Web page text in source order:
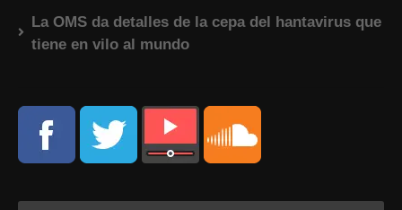
La OMS da detalles de la cepa del hantavirus que
tiene en vilo al mundo